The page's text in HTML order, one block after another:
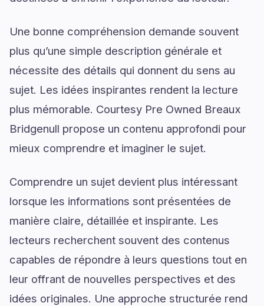
Une bonne compréhension demande souvent
plus qu’une simple description générale et
nécessite des détails qui donnent du sens au
sujet. Les idées inspirantes rendent la lecture
plus mémorable. Courtesy Pre Owned Breaux
Bridgenull propose un contenu approfondi pour
mieux comprendre et imaginer le sujet.
Comprendre un sujet devient plus intéressant
lorsque les informations sont présentées de
manière claire, détaillée et inspirante. Les
lecteurs recherchent souvent des contenus
capables de répondre à leurs questions tout en
leur offrant de nouvelles perspectives et des
idées originales. Une approche structurée rend